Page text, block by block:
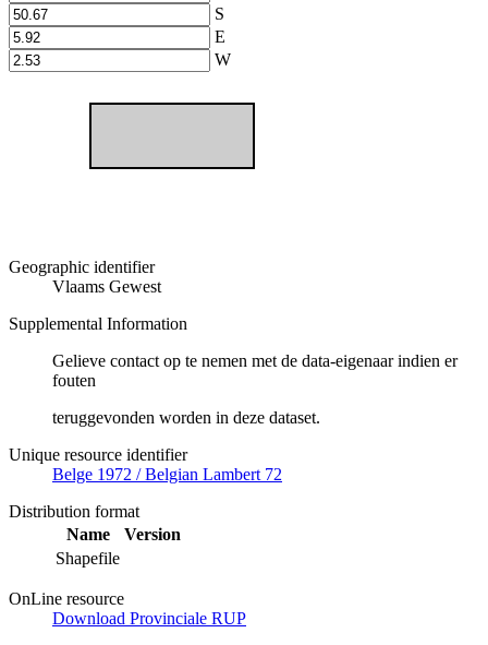
S
E
W
Geographic identifier
Vlaams Gewest
Supplemental Information
Gelieve contact op te nemen met de data-eigenaar indien er
fouten
teruggevonden worden in deze dataset.
Unique resource identifier
Belge 1972 / Belgian Lambert 72
Distribution format
Name
Version
Shapefile
OnLine resource
Download Provinciale RUP